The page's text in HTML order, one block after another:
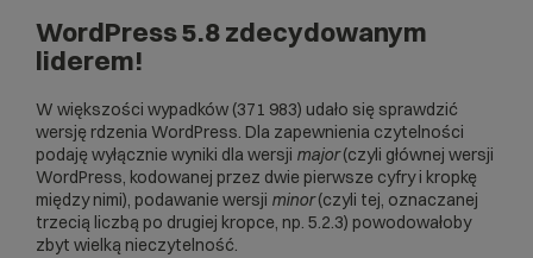
WordPress 5.8 zdecydowanym
liderem!
W większości wypadków (371 983) udało się sprawdzić
wersję rdzenia WordPress. Dla zapewnienia czytelności
podaję wyłącznie wyniki dla wersji major(czyli głównej wersji
WordPress, kodowanej przez dwie pierwsze cyfry i kropkę
między nimi), podawanie wersji minor(czyli tej, oznaczanej
trzecią liczbą po drugiej kropce, np. 5.2.3) powodowałoby
zbyt wielką nieczytelność.